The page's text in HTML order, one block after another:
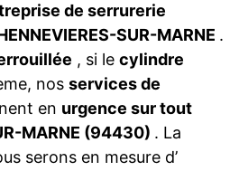
de serrurerie
SUR-MARNE .
, si le cylindre
nos services de
en urgence sur tout
MARNE (94430) . La
serons en mesure d’